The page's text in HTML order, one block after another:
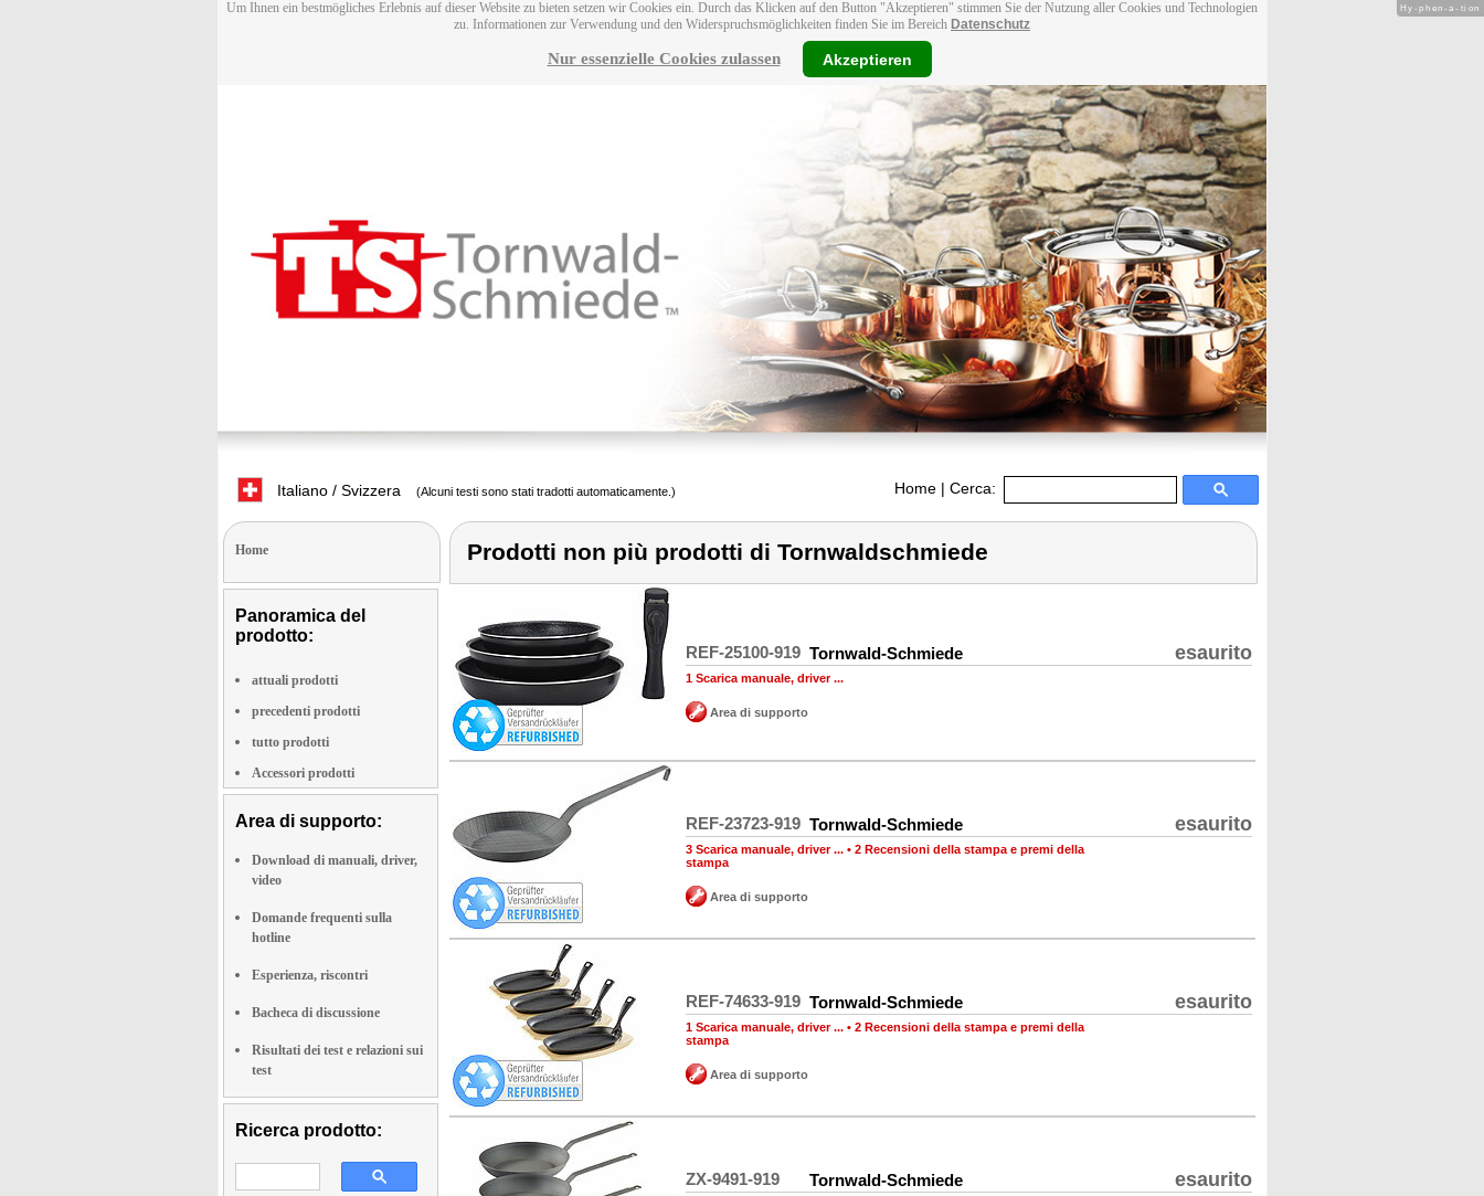
Um Ihnen ein bestmögliches Erlebnis auf dieser Website zu bieten setzen wir Cookies ein. Durch das Klicken auf den Button "Akzeptieren" stimmen Sie der Nutzung aller Cookies und Technologien
zu. Informationen zur Verwendung und den Widerspruchsmöglichkeiten finden Sie im Bereich Datenschutz
Nur essenzielle Cookies zulassen Akzeptieren
Italiano / Svizzera (Alcuni testi sono stati tradotti automaticamente.) Home | Cerca:
Home
Panoramica del
prodotto:
attuali prodotti
precedenti prodotti
tutto prodotti
Accessori prodotti
Area di supporto:
Download di manuali, driver,
video
Domande frequenti sulla
hotline
Esperienza, riscontri
Bacheca di discussione
Risultati dei test e relazioni sui
test
Ricerca prodotto:
Prodotti non più prodotti di Tornwaldschmiede
REF-25100-919 Tornwald-Schmiede esaurito
1 Scarica manuale, driver ...
Area di supporto
REF-23723-919 Tornwald-Schmiede esaurito
3 Scarica manuale, driver ... • 2 Recensioni della stampa e premi della
stampa
Area di supporto
REF-74633-919 Tornwald-Schmiede esaurito
1 Scarica manuale, driver ... • 2 Recensioni della stampa e premi della
stampa
Area di supporto
ZX-9491-919 Tornwald-Schmiede esaurito
Hy-phen-a-tion